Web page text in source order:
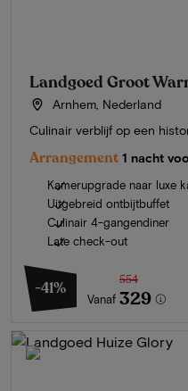
Landgoed Groot
Arnhem, Nederland
Culinair verblijf op een
Arrangement 1 nacht
Kamerupgrade naar luxe
Uitgebreid ontbijtbuffet
Culinair 4-gangendiner
Late check-out
-41%
Vanaf
554
329